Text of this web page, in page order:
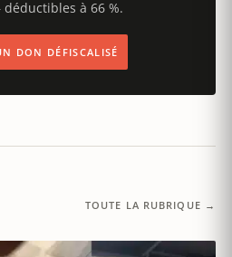
à 66 %.
DON DÉFISCALISÉ
TOUTE LA RUBRIQUE →